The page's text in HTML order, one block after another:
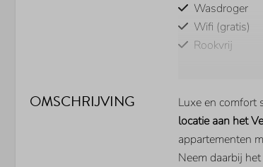
Wasdroger
Wifi (gratis)
Rookvrij
OMSCHRIJVING Luxe en comfort
locatie aan het
appartementen
Neem daarbij